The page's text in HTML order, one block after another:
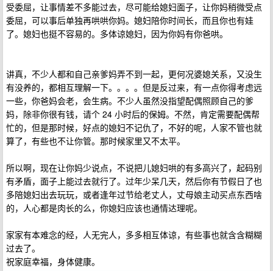
受委屈，让事情差不多能过去，尽可能给媳妇面子，让你妈稍微受点
委屈，可以事后单独再哄哄你妈。媳妇陪你时间长，而且你也有娃
了。媳妇也挺不容易的。多体谅媳妇，因为你妈有你爸哄。
讲真，不少人都和自己亲爹妈弄不到一起，更何况婆媳关系，又没生
有没养的，都相互理解一下。。。。但是反过来，有一点你得考虑远
一些，你爸妈会老，会生病。不少人虽然没指望配偶照顾自己的爹
妈，除非你很有钱，请个 24 小时后的保姆。不然，肯定需要配偶帮
忙的，但是那时候，好点的媳妇不记仇了，不好的呢，人家不管也就
算了，有些也不让你管。那时候家里又不太平。
所以啊，现在让你妈少说点，不说把儿媳妇哄的有多高兴了，起码别
有矛盾，面子上能过去就行了。过年少呆几天，然后你有节假日了也
多陪媳妇出去玩玩，或者逢年过节给老丈人，丈母娘主动买点东西啥
的，人心都是肉长的么，你媳妇应该也通情达理呢。
家家有本难念的经，人无完人，多多相互体谅，有些事也就含含糊糊
过去了。
祝家庭幸福，身体健康。